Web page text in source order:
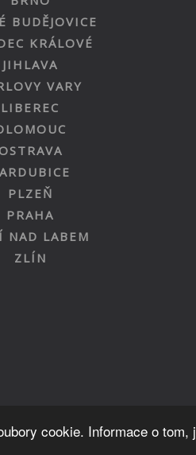
cookie. Informace o
BUDĚJOVICE
KRÁLOVÉ
JIHLAVA
VARY
LIBEREC
OSTRAVA
PLZEŇ
PRAHA
NAD LABEM
ZLÍN